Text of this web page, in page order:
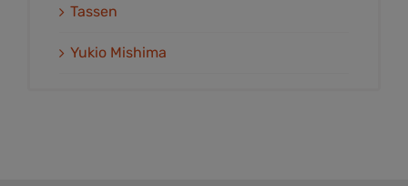
Tassen
Yukio Mishima